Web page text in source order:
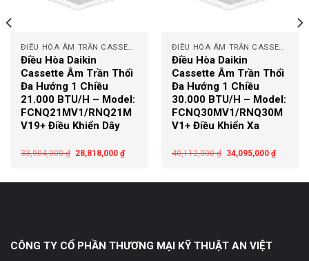
ĐIỀU HÒA ÂM TRẦN CASSETTE
Điều Hòa Daikin
Cassette Âm Trần Thổi
Đa Hướng 1 Chiều
21.000 BTU/H – Model:
FCNQ21MV1/RNQ21M
V19+ Điều Khiển Dây
33,904,000₫ 28,818,000₫
ĐIỀU HÒA ÂM TRẦN CASSETTE
Điều Hòa Daikin
Cassette Âm Trần Thổi
Đa Hướng 1 Chiều
30.000 BTU/H – Model:
FCNQ30MV1/RNQ30M
V1+ Điều Khiển Xa
40,112,000₫ 34,095,000₫
CÔNG TY CỔ PHẦN THƯƠNG MẠI KỸ THUẬT AN VIỆT